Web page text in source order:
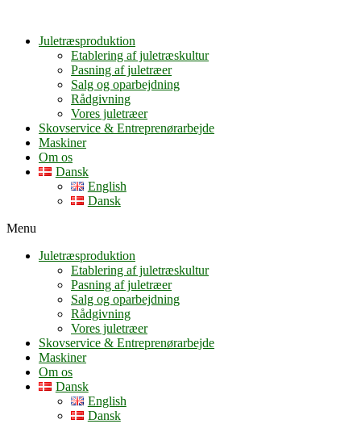
Juletræsproduktion
Etablering af juletræskultur
Pasning af juletræer
Salg og oparbejdning
Rådgivning
Vores juletræer
Skovservice & Entreprenørarbejde
Maskiner
Om os
Dansk
English
Dansk
Menu
Juletræsproduktion
Etablering af juletræskultur
Pasning af juletræer
Salg og oparbejdning
Rådgivning
Vores juletræer
Skovservice & Entreprenørarbejde
Maskiner
Om os
Dansk
English
Dansk